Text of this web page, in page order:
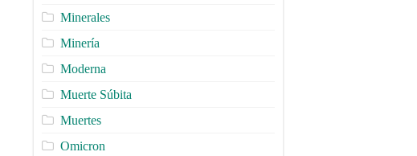
Minerales
Minería
Moderna
Muerte Súbita
Muertes
Omicron